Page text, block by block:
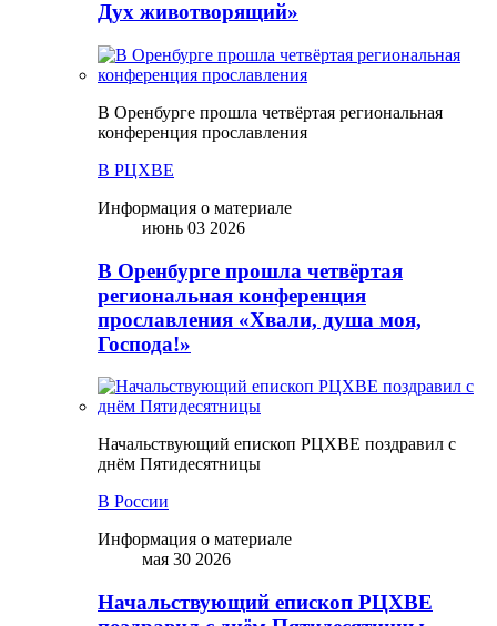
Дух животворящий»
В Оренбурге прошла четвёртая региональная
конференция прославления
В РЦХВЕ
Информация о материале
июнь 03 2026
В Оренбурге прошла четвёртая
региональная конференция
прославления «Хвали, душа моя,
Господа!»
Начальствующий епископ РЦХВЕ поздравил с
днём Пятидесятницы
В России
Информация о материале
мая 30 2026
Начальствующий епископ РЦХВЕ